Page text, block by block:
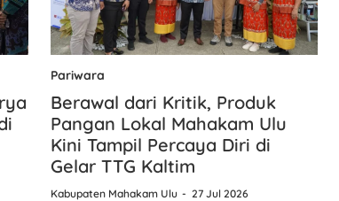
Pariwara
Berawal dari Kritik, Produk
Pangan Lokal Mahakam Ulu
Kini Tampil Percaya Diri di
Gelar TTG Kaltim
Kabupaten Mahakam Ulu 27 Jul 2026